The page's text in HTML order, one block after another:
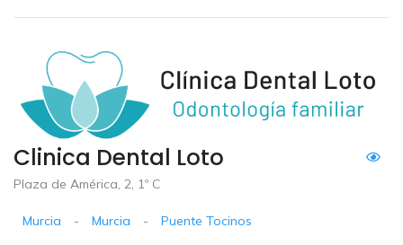
Clinica Dental Loto
Plaza de América, 2, 1º C
Murcia - Murcia - Puente Tocinos